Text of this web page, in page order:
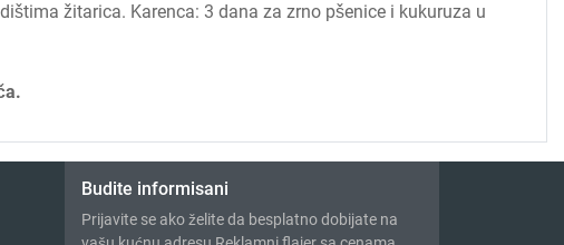
žitarica. Karenca: 3 dana za zrno pšenice i kukuruza u
Budite informisani
Prijavite se ako želite da besplatno dobijate na